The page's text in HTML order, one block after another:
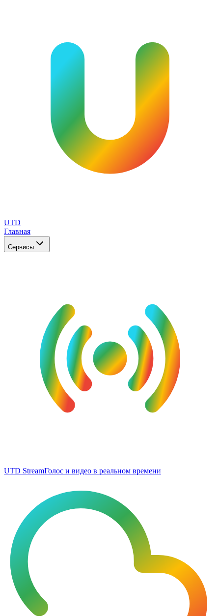
UTD
Главная
Сервисы
UTD StreamГолос и видео в реальном времени